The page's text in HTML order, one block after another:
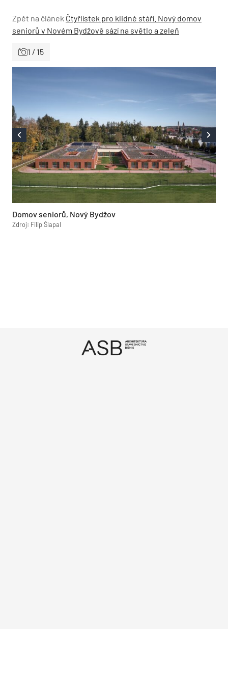
Zpět na článek Čtyřlístek pro klidné stáří. Nový domov
seniorů v Novém Bydžově sází na světlo a zeleň
1 / 15
Domov seniorů, Nový Bydžov
Zdroj: Filip Šlapal